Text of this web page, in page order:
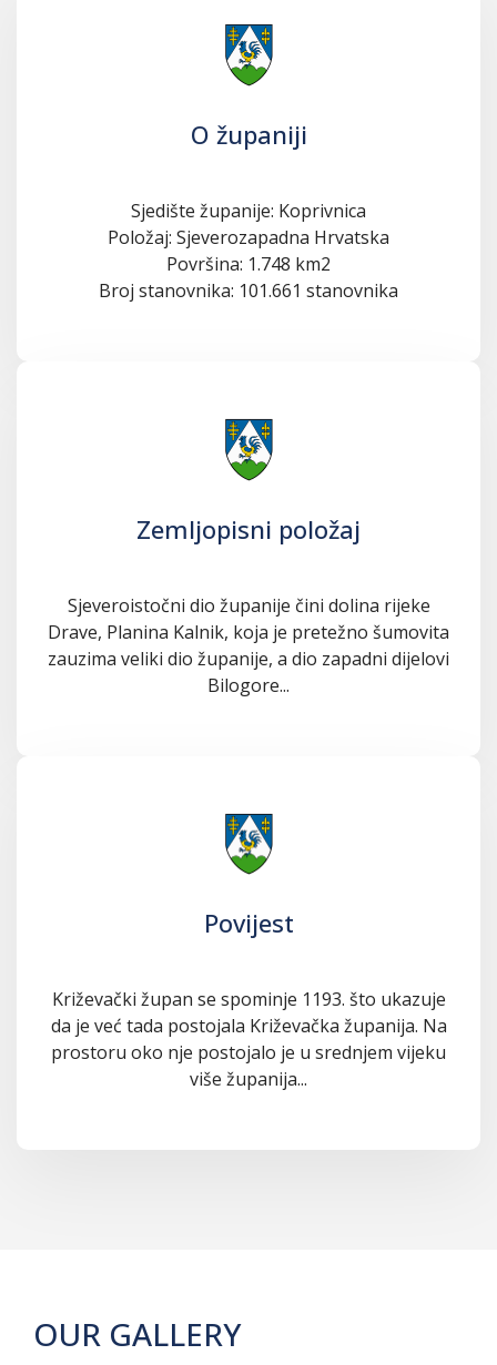
O županiji
Sjedište županije: Koprivnica
Položaj: Sjeverozapadna Hrvatska
Površina: 1.748 km2
Broj stanovnika: 101.661 stanovnika
Zemljopisni položaj
Sjeveroistočni dio županije čini dolina rijeke
Drave, Planina Kalnik, koja je pretežno šumovita
zauzima veliki dio županije, a dio zapadni dijelovi
Bilogore...
Povijest
Križevački župan se spominje 1193. što ukazuje
da je već tada postojala Križevačka županija. Na
prostoru oko nje postojalo je u srednjem vijeku
više županija...
OUR GALLERY